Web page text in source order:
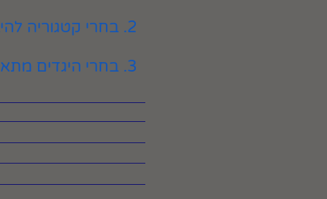
2. בחרי קטגוריה להיבט:
3. בחרי היגדים מתאימים ולחצי על כפתור ״הוספה״